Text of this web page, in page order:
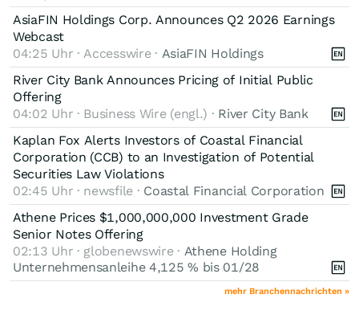
AsiaFIN Holdings Corp. Announces Q2 2026 Earnings
Webcast
04:25 Uhr · Accesswire · AsiaFIN Holdings
River City Bank Announces Pricing of Initial Public
Offering
04:02 Uhr · Business Wire (engl.) · River City Bank
Kaplan Fox Alerts Investors of Coastal Financial
Corporation (CCB) to an Investigation of Potential
Securities Law Violations
02:45 Uhr · newsfile · Coastal Financial Corporation
Athene Prices $1,000,000,000 Investment Grade
Senior Notes Offering
02:13 Uhr · globenewswire · Athene Holding
Unternehmensanleihe 4,125 % bis 01/28
mehr Branchennachrichten »